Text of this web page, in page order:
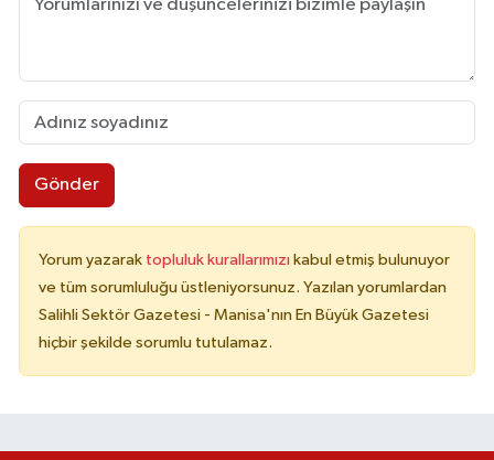
Gönder
Yorum yazarak topluluk kurallarımızı kabul etmiş bulunuyor
ve tüm sorumluluğu üstleniyorsunuz. Yazılan yorumlardan
Salihli Sektör Gazetesi - Manisa'nın En Büyük Gazetesi
hiçbir şekilde sorumlu tutulamaz.